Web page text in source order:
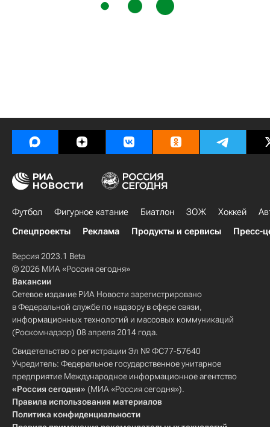
Футбол Фигурное катание Биатлон ЗОЖ Хоккей
Спецпроекты
Реклама Продукты и сервисы Пресс-
Версия 2023.1 Beta
© 2026 МИА «Россия сегодня»
Вакансии
Сетевое издание РИА Новости зарегистрировано
в Федеральной службе по надзору в сфере связи,
информационных технологий и массовых коммуникаций
(Роскомнадзор) 08 апреля 2014 года.
Свидетельство о регистрации Эл № ФС77-57640
Учредитель: Федеральное государственное унитарное
предприятие Международное информационное агентство
«Россия сегодня» (МИА «Россия сегодня»).
Правила использования материалов
Политика конфиденциальности